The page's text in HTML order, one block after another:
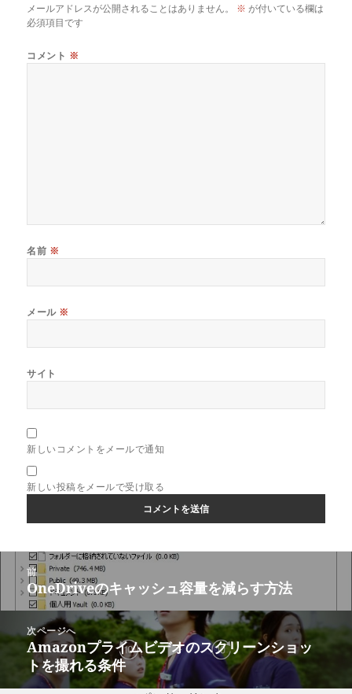
メールアドレスが公開されることはありません。 ※ が付いている欄は
必須項目です
コメント ※
名前 ※
メール ※
サイト
新しいコメントをメールで通知
新しい投稿をメールで受け取る
ゲ
前
前
の
投
稿:
OneDriveのキャッシュ容量を減らす方法
次ページへ
次
の
投
Amazonプライムビデオのスクリーンショッ
トを撮れる条件